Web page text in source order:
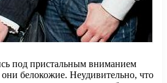
под пристальным вниманием
белокожие. Неудивительно, что